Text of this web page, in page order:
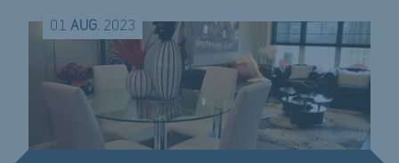
01 AUG. 2023